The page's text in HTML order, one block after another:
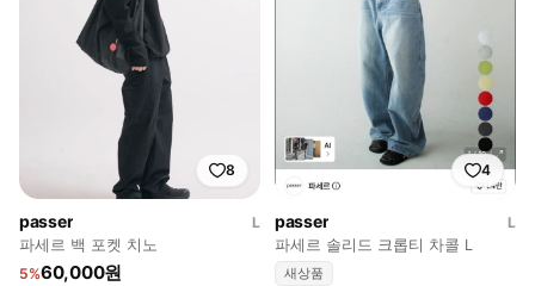
8
passer
L
파세르 백 포켓 치노
5%60,000원
4
passer
L
파세르 솔리드 크롭티 차콜 L
새상품